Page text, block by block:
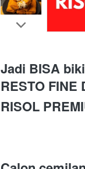
Jadi BISA
RESTO FINE
RISOL